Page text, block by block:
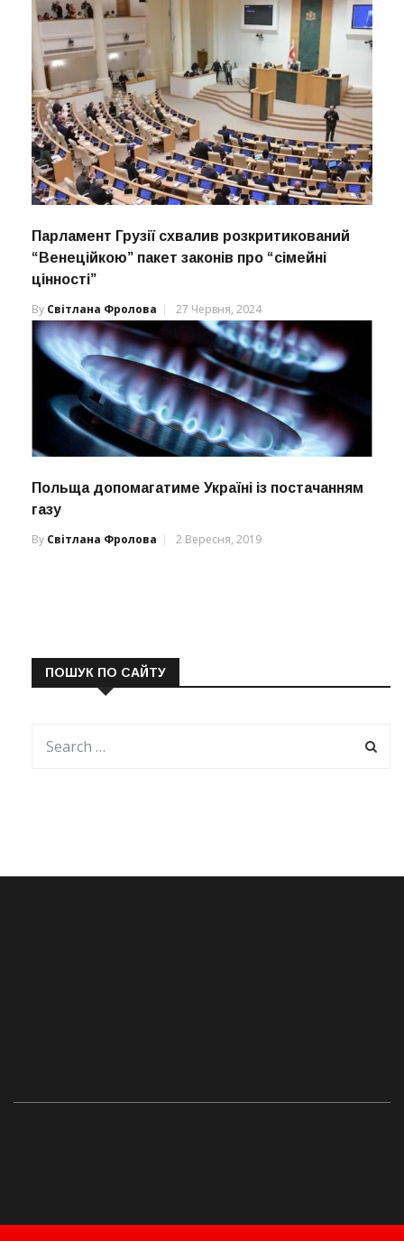
Парламент Грузії схвалив розкритикований
“Венеційкою” пакет законів про “сімейні
цінності”
By Світлана Фролова 27 Червня, 2024
Польща допомагатиме Україні із постачанням
газу
By Світлана Фролова 2 Вересня, 2019
ПОШУК ПО САЙТУ